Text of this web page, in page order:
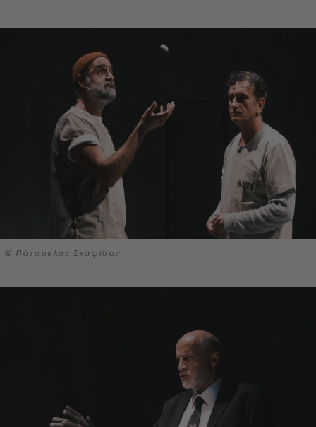
© Πάτροκλος Σκαφίδας